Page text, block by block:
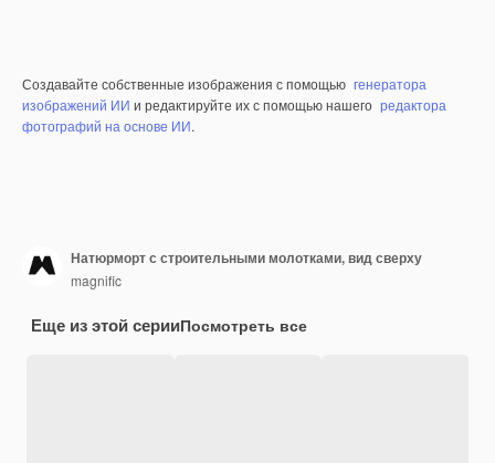
Создавайте собственные изображения с помощью генератора
изображений ИИ и редактируйте их с помощью нашего редактора
фотографий на основе ИИ.
Натюрморт с строительными молотками, вид сверху
magnific
Еще из этой серииПосмотреть все